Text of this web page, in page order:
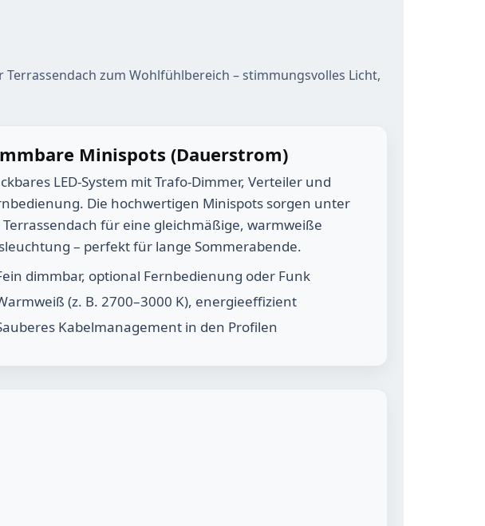
zum Wohlfühlbereich – stimmungsvolles Licht,
Minispots (Dauerstrom)
LED-System mit Trafo-Dimmer, Verteiler und
Die hochwertigen Minispots sorgen unter
für eine gleichmäßige, warmweiße
– perfekt für lange Sommerabende.
dimmbar, optional Fernbedienung oder Funk
(z. B. 2700–3000 K), energieeffizient
Kabelmanagement in den Profilen